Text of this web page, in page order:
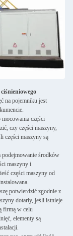
na pojemniku jest
części
czy części maszyny,
części maszyny są
podejmowanie środków
maszyny i
części maszyny od
potwierdzić zgodnie z
dotarły, jeśli istnieje
firmą w celu
elementy są